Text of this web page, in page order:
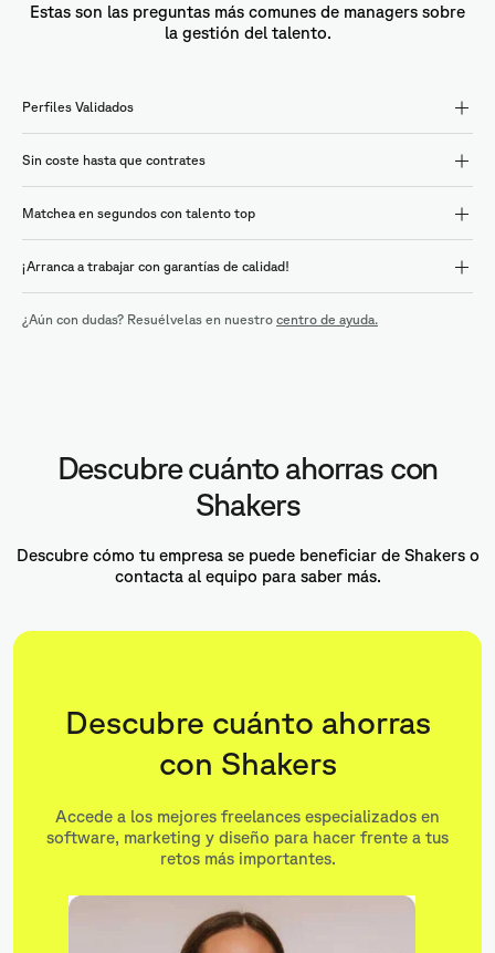
Estas son las preguntas más comunes de managers sobre
la gestión del talento.
Perfiles Validados
Sin coste hasta que contrates
Matchea en segundos con talento top
¡Arranca a trabajar con garantías de calidad!
¿Aún con dudas? Resuélvelas en nuestro centro de ayuda.
Descubre cuánto ahorras con
Shakers
Descubre cómo tu empresa se puede beneficiar de Shakers o
contacta al equipo para saber más.
Descubre cuánto ahorras
con Shakers
Accede a los mejores freelances especializados en
software, marketing y diseño para hacer frente a tus
retos más importantes.